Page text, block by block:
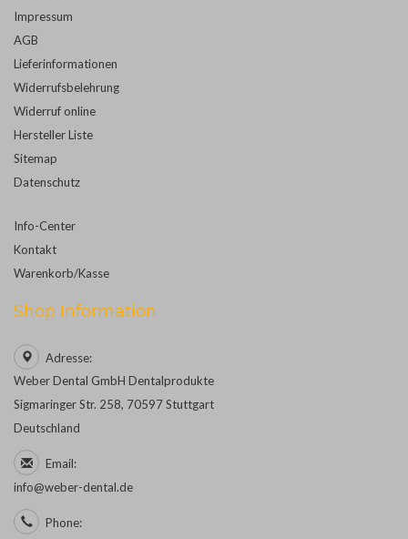
Impressum
AGB
Lieferinformationen
Widerrufsbelehrung
Widerruf online
Hersteller Liste
Sitemap
Datenschutz
Info-Center
Kontakt
Warenkorb/Kasse
Shop Information
Adresse:
Weber Dental GmbH Dentalprodukte
Sigmaringer Str. 258, 70597 Stuttgart
Deutschland
Email:
info@weber-dental.de
Phone: